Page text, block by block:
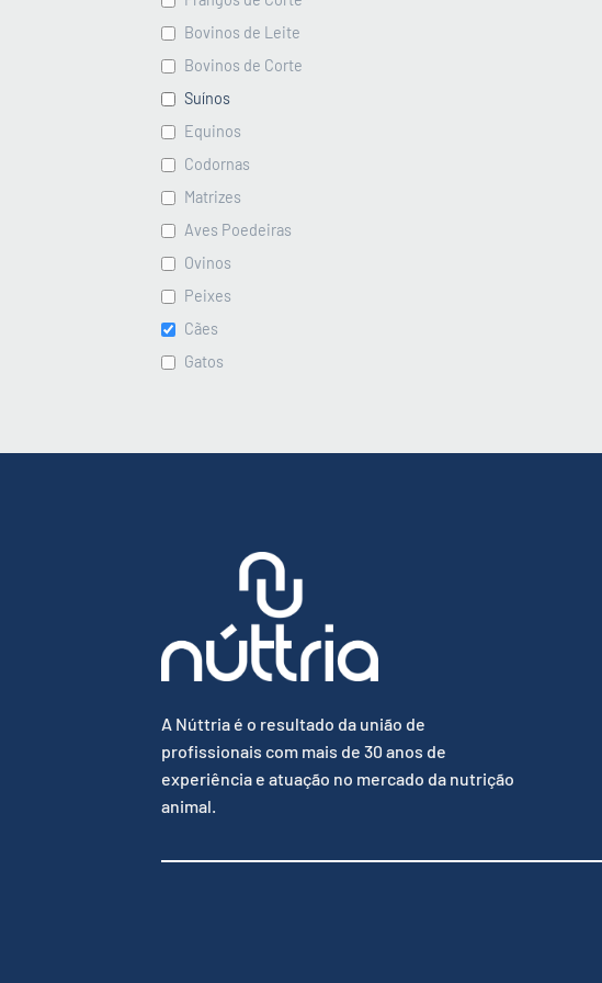
Bovinos de Leite
Bovinos de Corte
Suínos
Equinos
Codornas
Matrizes
Aves Poedeiras
Ovinos
Peixes
Cães
Gatos
A Núttria é o resultado da união de
profissionais com mais de 30 anos de
experiência e atuação no mercado da nutrição
animal.